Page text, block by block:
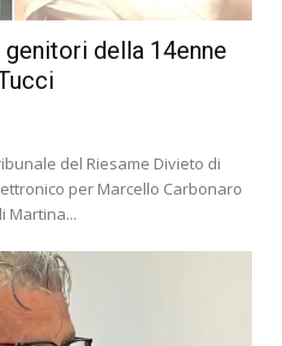
della 14enne
del Riesame Divieto di
per Marcello Carbonaro
Martina...